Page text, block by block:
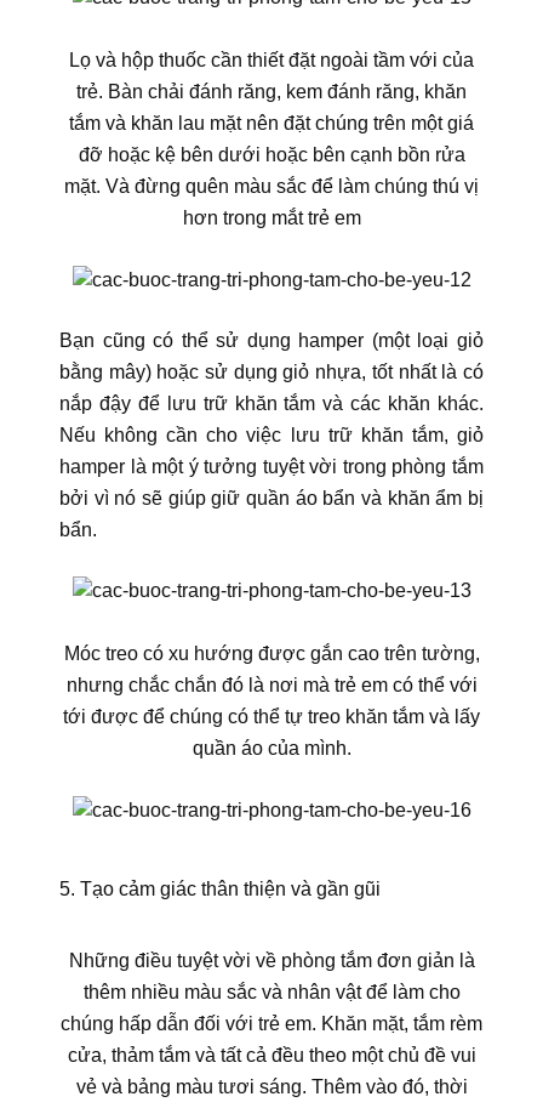
Lọ và hộp thuốc cần thiết đặt ngoài tầm với của
trẻ. Bàn chải đánh răng, kem đánh răng, khăn
tắm và khăn lau mặt nên đặt chúng trên một giá
đỡ hoặc kệ bên dưới hoặc bên cạnh bồn rửa
mặt. Và đừng quên màu sắc để làm chúng thú vị
hơn trong mắt trẻ em
Bạn cũng có thể sử dụng hamper (một loại giỏ
bằng mây) hoặc sử dụng giỏ nhựa, tốt nhất là có
nắp đậy để lưu trữ khăn tắm và các khăn khác.
Nếu không cần cho việc lưu trữ khăn tắm, giỏ
hamper là một ý tưởng tuyệt vời trong phòng tắm
bởi vì nó sẽ giúp giữ quần áo bẩn và khăn ẩm bị
bẩn.
Móc treo có xu hướng được gắn cao trên tường,
nhưng chắc chắn đó là nơi mà trẻ em có thể với
tới được để chúng có thể tự treo khăn tắm và lấy
quần áo của mình.
5. Tạo cảm giác thân thiện và gần gũi
Những điều tuyệt vời về phòng tắm đơn giản là
thêm nhiều màu sắc và nhân vật để làm cho
chúng hấp dẫn đối với trẻ em. Khăn mặt, tắm rèm
cửa, thảm tắm và tất cả đều theo một chủ đề vui
vẻ và bảng màu tươi sáng. Thêm vào đó, thời